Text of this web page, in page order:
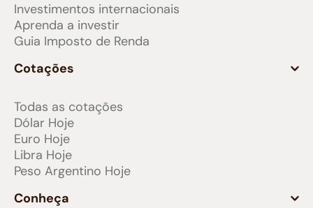
Investimentos internacionais
Aprenda a investir
Guia Imposto de Renda
Cotações
Todas as cotações
Dólar Hoje
Euro Hoje
Libra Hoje
Peso Argentino Hoje
Conheça